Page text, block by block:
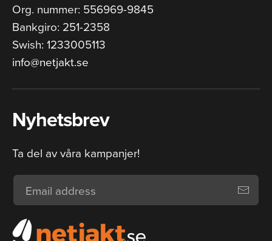
Org. nummer: 556969-9845
Bankgiro: 251-2358
Swish: 1233005113
info@netjakt.se
Nyhetsbrev
Ta del av våra kampanjer!